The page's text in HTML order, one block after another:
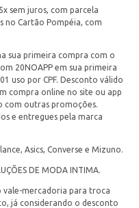
sem juros, com parcela
no Cartão Pompéia, com
sua primeira compra com o
20NOAPP em sua primeira
uso por CPF. Desconto válido
compra online no site ou app
com outras promoções.
e entregues pela marca
Asics, Converse e Mizuno.
DE MODA INTIMA.
vale-mercadoria para troca
já considerando o desconto